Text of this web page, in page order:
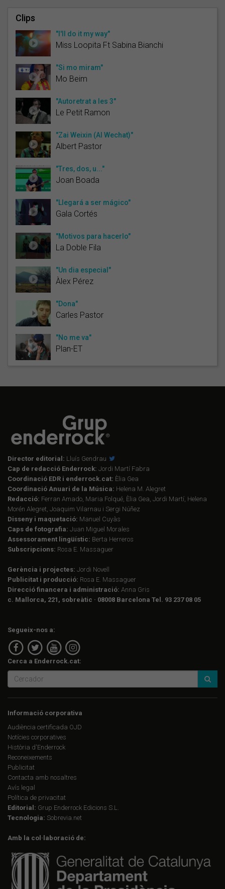
Clips
"I'll do it my way"
Miss Loopita Ft Sabina Bianchi
"Si mo miram"
Mo Beim
"Autoretrat a les 3"
Le Petit Ramon
"Zai Weixin (Al Wechat)"
Albert Pastor
"Tres, dos, u..."
Joan Boada
"Llegará a ser mágico"
Gala Cortés
"Motivos para hacerlo"
La Doble Fila
"Un dia especial"
Àlex Pérez
"Dona"
Carles Pastor
"No me va"
Plan-ET
Director editorial: Lluís Gendrau
Cap de redacció Enderrock: Jordi Martí Fabra
Coordinació EDR i enderrock.cat: Èlia Gea
Coordinació Anuari de la Música: Helena M. Alegret
Redacció: Ferran Amado, Maria Folqué, Èlia Gea, Jordi Martí, Helena
Morén Alegret, Joaquim Vilarnau i Sergi Núñez
Disseny i maquetació: Manuel Cuyàs
Caps de fotografia: Juan Miguel Morales
Assessorament lingüístic: Berta Herreros
Subscripcions: Rosa E. Massaguer
Gerència i projectes: Jordi Novell
Publicitat i producció: Rosa E. Massaguer
Direcció financera i administració: Anna Gris
c. Mallorca, 221, sobreàtic · 08008 Barcelona Tel. 93 237 08 05
Segueix-nos a:
Cerca a Enderrock.cat:
Informació corporativa
Audiència certificada OJD
Notícies corporatives
Història d'Enderrock
Reconeixements
Publicitat
Contacta amb nosaltres
Avís legal
Política de privacitat
Editorial: Grup Enderrock Edicions S.L.
Tecnologia: Sobrevia.net
Amb la col·laboració de: